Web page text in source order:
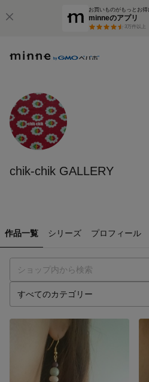
お買いものがもっとお得
minneのアプリ
3万件以上
chik-chik GALLERY
作品一覧 シリーズ プロフィール